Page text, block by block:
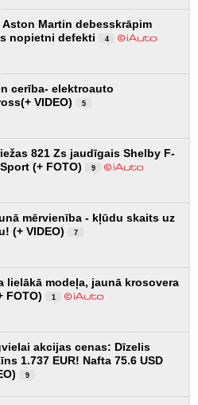
Martin debesskrāpim
nopietni defekti
4
cerība- elektroauto
VIDEO)
5
821 Zs jaudīgais Shelby F-
(+ FOTO)
9
mērvienība - kļūdu skaits uz
(+ VIDEO)
7
lielākā modeļa, jaunā krosovera
FOTO)
1
akcijas cenas: Dīzelis
1.737 EUR! Nafta 75.6 USD
9